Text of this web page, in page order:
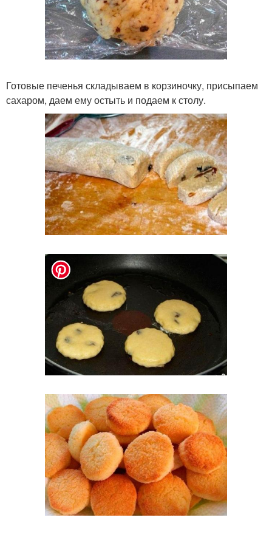
Готовые печенья складываем в корзиночку, присыпаем
сахаром, даем ему остыть и подаем к столу.